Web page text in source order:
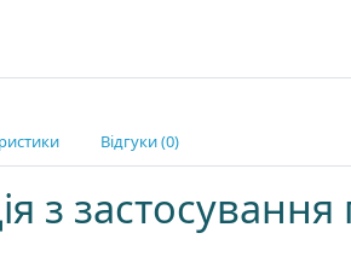
Відгуки (0)
з